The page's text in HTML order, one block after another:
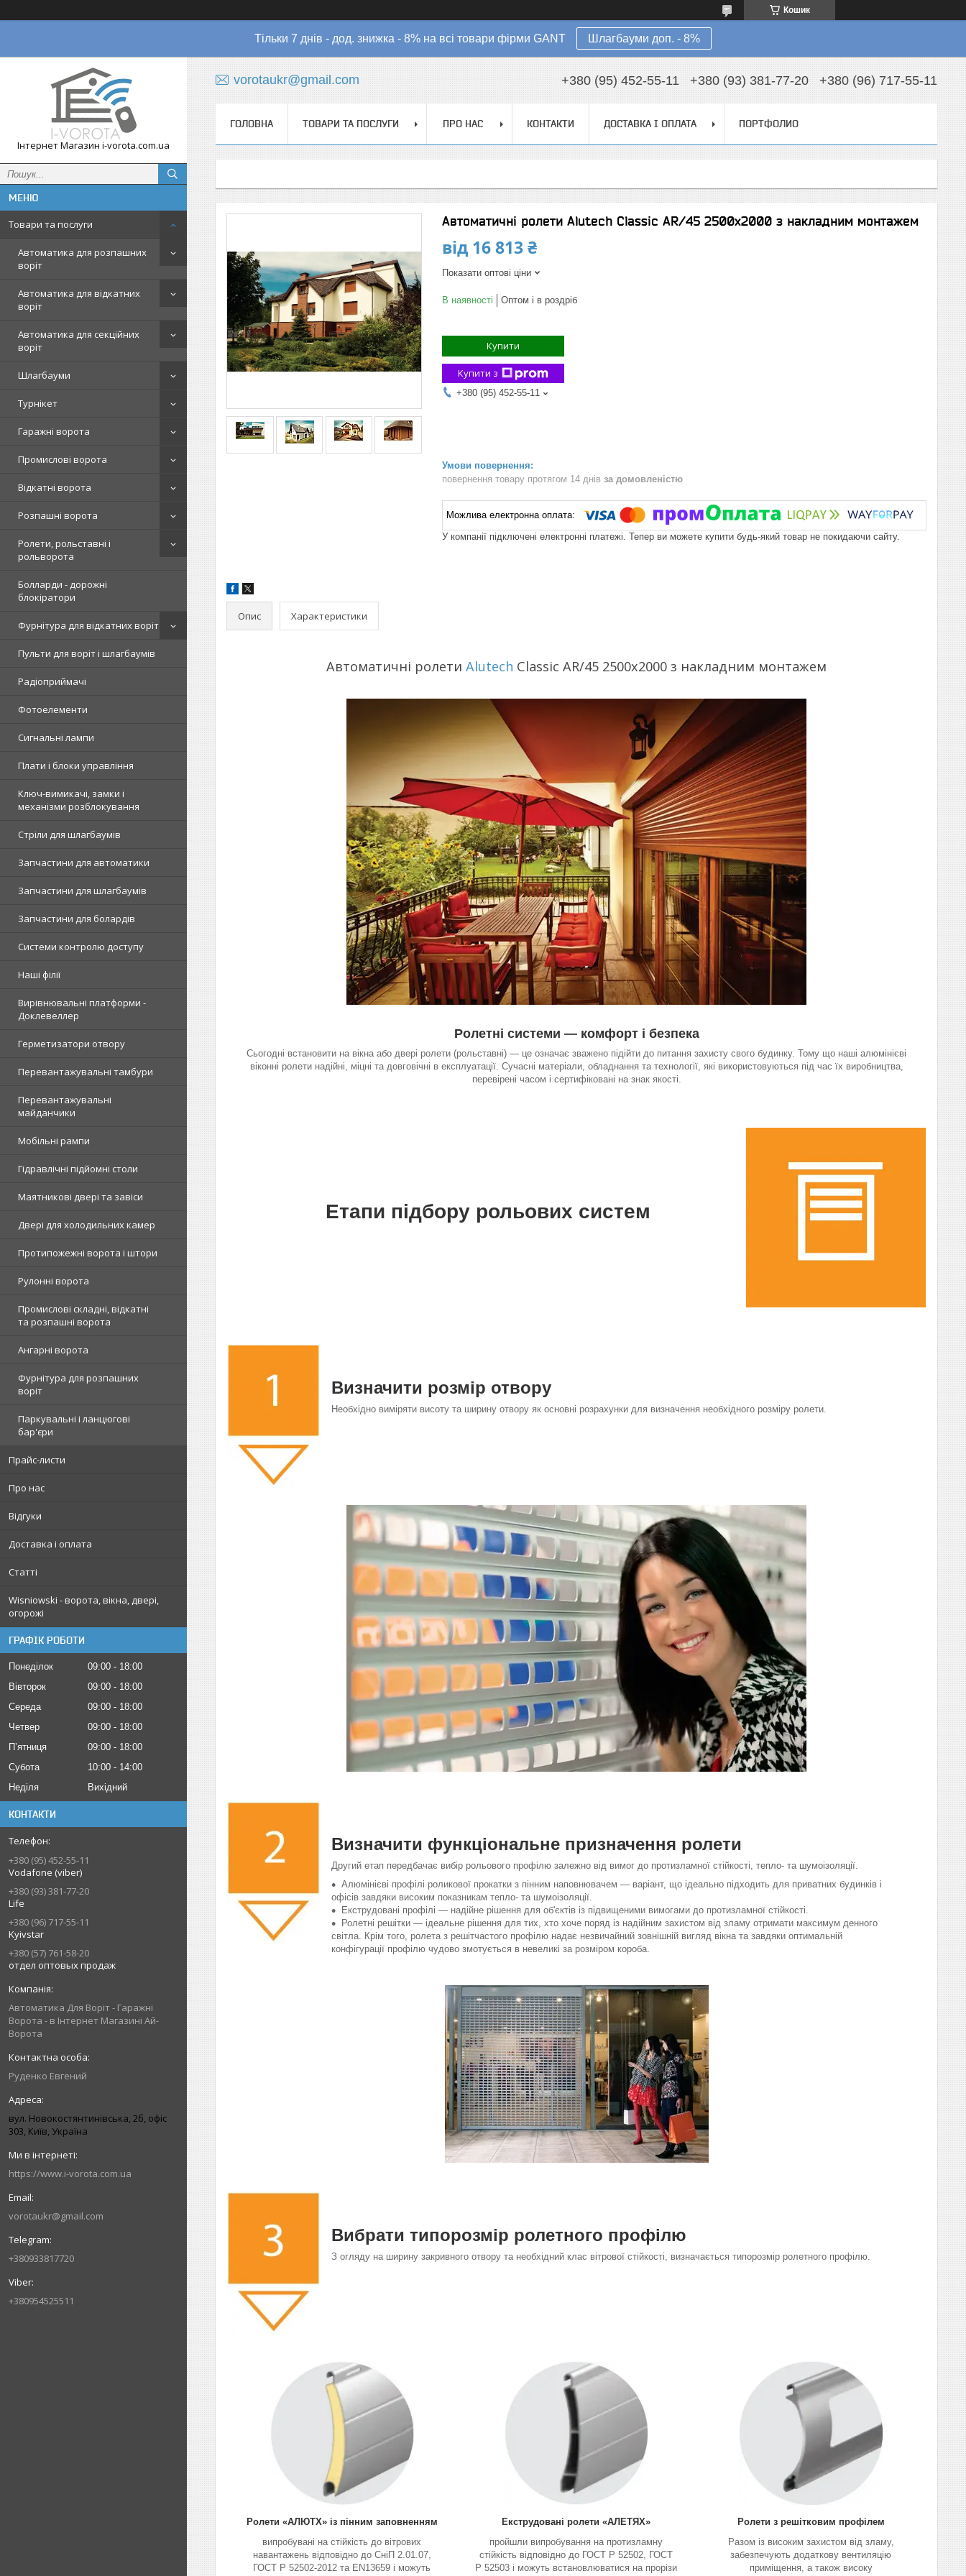
Кошик
Тільки 7 днів - дод. знижка - 8% на всі товари фірми GANT Шлагбауми доп. - 8%
Інтернет Магазин i-vorota.com.ua
Товари та послуги
Автоматика для розпашних
воріт
Автоматика для відкатних
воріт
Автоматика для секційних
воріт
Шлагбауми
Турнікет
Гаражні ворота
Промислові ворота
Відкатні ворота
Розпашні ворота
Ролети, рольставні і
рольворота
Болларди - дорожні
блокіратори
Фурнітура для відкатних воріт
Пульти для воріт і шлагбаумів
Радіоприймачі
Фотоелементи
Сигнальні лампи
Плати і блоки управління
Ключ-вимикачі, замки і
механізми розблокування
Стріли для шлагбаумів
Запчастини для автоматики
Запчастини для шлагбаумів
Запчастини для болардів
Системи контролю доступу
Наші філії
Вирівнювальні платформи -
Доклевеллер
Герметизатори отвору
Перевантажувальні тамбури
Перевантажувальні
майданчики
Мобільні рампи
Гідравлічні підйомні столи
Маятникові двері та завіси
Двері для холодильних камер
Протипожежні ворота і штори
Рулонні ворота
Промислові складні, відкатні
та розпашні ворота
Ангарні ворота
Фурнітура для розпашних
воріт
Паркувальні і ланцюгові
бар'єри
Прайс-листи
Про нас
Відгуки
Доставка і оплата
Статті
Wisniowski - ворота, вікна, двері,
огорожі
ГРАФІК РОБОТИ
Понеділок 09:00
18:00
Вівторок
09:00
18:00
Середа
09:00
18:00
Четвер
09:00
18:00
Пʼятниця
09:00
18:00
Субота
10:00
14:00
Неділя
Вихідний
КОНТАКТИ
+380 (95) 452-55-11
Vodafone (viber)
+380 (93) 381-77-20
Life
+380 (96) 717-55-11
Kyivstar
+380 (57) 761-58-20
отдел оптовых продаж
Автоматика Для Воріт - Гаражні
Ворота - в Інтернет Магазині Ай-
Ворота
Руденко Евгений
вул. Новокостянтинівська, 2б, офіс
303, Київ, Україна
https://www.i-vorota.com.ua
vorotaukr@gmail.com
+380933817720
+380954525511
vorotaukr@gmail.com +380 (95) 452-55-11 +380 (93) 381-77-20 +380 (96) 717-55-11
ГОЛОВНА ТОВАРИ ТА ПОСЛУГИ ПРО НАС КОНТАКТИ ДОСТАВКА І ОПЛАТА ПОРТФОЛИО
Автоматичні ролети Alutech Classic AR/45 2500х2000 з накладним монтажем
від 16 813 ₴
Показати оптові ціни
В наявності Оптом і в роздріб
Купити
Купити з
+380 (95) 452-55-11
повернення товару протягом 14 днів за домовленістю
У компанії підключені електронні платежі. Тепер ви можете купити будь-який товар не покидаючи сайту.
Опис Характеристики
Автоматичні ролети Alutech Classic AR/45 2500х2000 з накладним монтажем
Ролетні системи — комфорт і безпека
Сьогодні встановити на вікна або двері ролети (рольставні) — це означає зважено підійти до питання захисту свого будинку. Тому що наші алюмінієві
віконні ролети надійні, міцні та довговічні в експлуатації. Сучасні матеріали, обладнання та технології, які використовуються під час їх виробництва,
перевірені часом і сертифіковані на знак якості.
Етапи підбору рольових систем
Визначити розмір отвору
Необхідно виміряти висоту та ширину отвору як основні розрахунки для визначення необхідного розміру ролети.
Визначити функціональне призначення ролети
Другий етап передбачає вибір рольового профілю залежно від вимог до протизламної стійкості, тепло- та шумоізоляції.
Алюмінієві профілі роликової прокатки з пінним наповнювачем — варіант, що ідеально підходить для приватних будинків і
офісів завдяки високим показникам тепло- та шумоізоляції.
Екструдовані профілі — надійне рішення для об'єктів із підвищеними вимогами до протизламної стійкості.
Ролетні решітки — ідеальне рішення для тих, хто хоче поряд із надійним захистом від зламу отримати максимум денного
світла. Крім того, ролета з решітчастого профілю надає незвичайний зовнішній вигляд вікна та завдяки оптимальній
конфігурації профілю чудово змотується в невеликі за розміром короба.
Вибрати типорозмір ролетного профілю
З огляду на ширину закривного отвору та необхідний клас вітрової стійкості, визначається типорозмір ролетного профілю.
Ролети «АЛЮТХ» із пінним заповненням
випробувані на стійкість до вітрових
навантажень відповідно до СніП 2.01.07,
ГОСТ Р 52502-2012 та EN13659 і можуть
Екструдовані ролети «АЛЕТЯХ»
пройшли випробування на протизламну
стійкість відповідно до ГОСТ Р 52502, ГОСТ
Р 52503 і можуть встановлюватися на прорізи
Ролети з решітковим профілем
Разом із високим захистом від зламу,
забезпечують додаткову вентиляцію
приміщення, а також високу